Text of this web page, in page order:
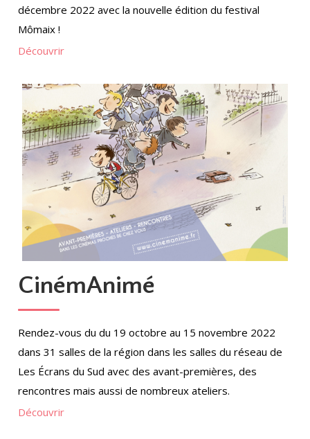
décembre 2022 avec la nouvelle édition du festival
Mômaix !
Découvrir
CinémAnimé
Rendez-vous du du 19 octobre au 15 novembre 2022
dans 31 salles de la région dans les salles du réseau de
Les Écrans du Sud avec des avant-premières, des
rencontres mais aussi de nombreux ateliers.
Découvrir